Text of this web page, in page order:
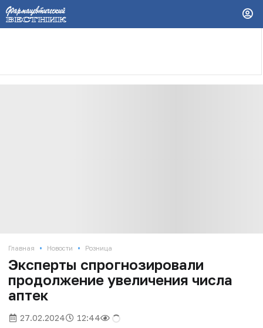
Главная • Новости • Розница
Эксперты спрогнозировали
продолжение увеличения числа
аптек
27.02.2024 12:44